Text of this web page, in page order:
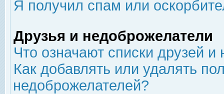
Я получил спам или
Друзья и недоброжелатели
Что означают списки друзей
Как добавлять или удалять
недоброжелателей?